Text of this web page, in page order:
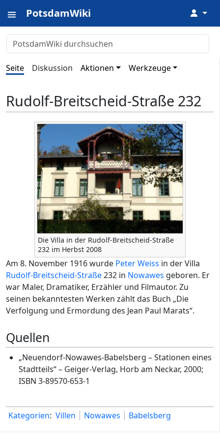
PotsdamWiki ↓
Seite Diskussion Aktionen Werkzeuge
Rudolf-Breitscheid-Straße 232
Die Villa in der Rudolf-Breitscheid-Straße
232 im Herbst 2008
Am 8. November 1916 wurde Peter Weiss in der Villa
Rudolf-Breitscheid-Straße232 in Nowawes geboren. Er
war Maler, Dramatiker, Erzähler und Filmautor. Zu
seinen bekanntesten Werken zählt das Buch „Die
Verfolgung und Ermordung des Jean Paul Marats“.
Quellen
„Neuendorf-Nowawes-Babelsberg – Stationen eines
Stadtteils“ – Geiger-Verlag, Horb am Neckar, 2000;
ISBN 3-89570-653-1
Kategorien: Villen Nowawes Babelsberg